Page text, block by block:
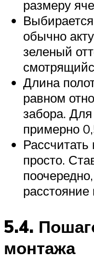
размеру
обычно
зеленый
Длина
равном
забора.
примерно
Рассчитать
просто.
5.4.
монтажа